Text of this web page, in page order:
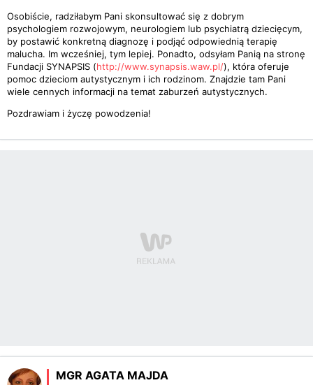
Osobiście, radziłabym Pani skonsultować się z dobrym
psychologiem rozwojowym, neurologiem lub psychiatrą dziecięcym,
by postawić konkretną diagnozę i podjąć odpowiednią terapię
malucha. Im wcześniej, tym lepiej. Ponadto, odsyłam Panią na stronę
Fundacji SYNAPSIS (http://www.synapsis.waw.pl/), która oferuje
pomoc dzieciom autystycznym i ich rodzinom. Znajdzie tam Pani
wiele cennych informacji na temat zaburzeń autystycznych.
Pozdrawiam i życzę powodzenia!
MGR AGATA MAJDA